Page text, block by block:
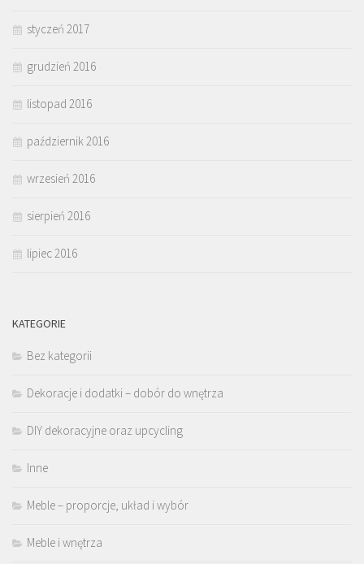
styczeń 2017
grudzień 2016
listopad 2016
październik 2016
wrzesień 2016
sierpień 2016
lipiec 2016
KATEGORIE
Bez kategorii
Dekoracje i dodatki – dobór do wnętrza
DIY dekoracyjne oraz upcycling
Inne
Meble – proporcje, układ i wybór
Meble i wnętrza